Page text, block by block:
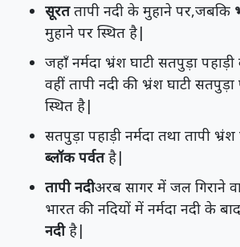
सूरततापी नदी के मुहाने पर,जबकि
मुहाने पर स्थित है|
जहाँ नर्मदा भ्रंश घाटी सतपुड़ा
वहीं तापी नदी की भ्रंश घाटी
स्थित है|
सतपुड़ा पहाड़ी नर्मदा तथा तापी
ब्लॉक पर्वतहै|
तापी नदीअरब सागर में जल गिराने
भारत की नदियों में नर्मदा नदी के बाद
नदीहै|